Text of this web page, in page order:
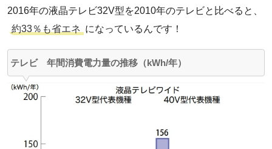
2016年の液晶テレビ32V型を2010年のテレビと比べると、
約33％も省エネ になっているんです！
テレビ 年間消費電力量の推移（kWh/年）